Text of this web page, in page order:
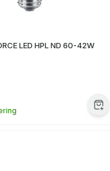
LED HPL ND 60-42W